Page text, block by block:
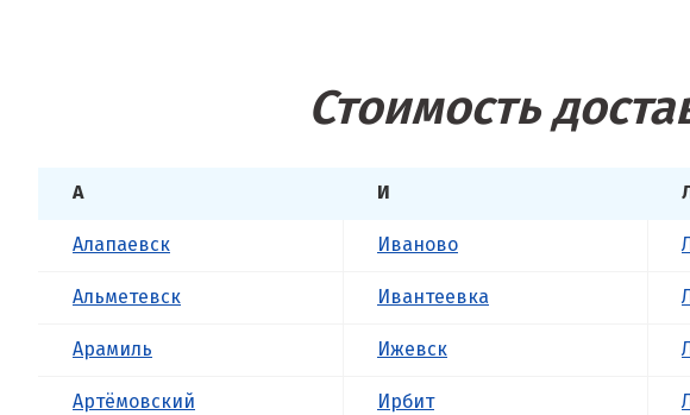
Стоимость
А
Алапаевск
Альметевск
Арамиль
Артёмовский
И
Иваново
Ивантеевка
Ижевск
Ирбит